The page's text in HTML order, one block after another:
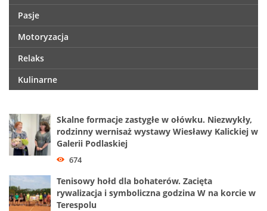
Pasje
Motoryzacja
Relaks
Kulinarne
Skalne formacje zastygłe w ołówku. Niezwykły,
rodzinny wernisaż wystawy Wiesławy Kalickiej w
Galerii Podlaskiej
674
Tenisowy hołd dla bohaterów. Zacięta
rywalizacja i symboliczna godzina W na korcie w
Terespolu